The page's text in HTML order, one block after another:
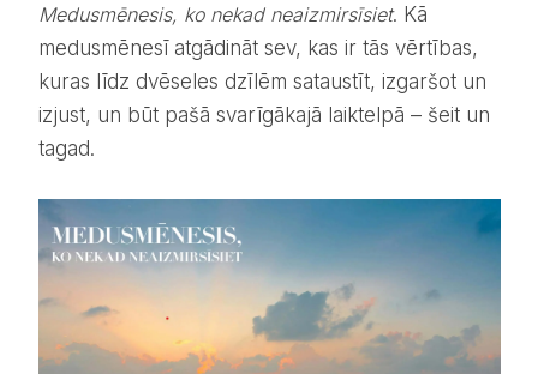
Medusmēnesis, ko nekad neaizmirsīsiet. Kā
medusmēnesī atgādināt sev, kas ir tās vērtības,
kuras līdz dvēseles dzīlēm sataustīt, izgaršot un
izjust, un būt pašā svarīgākajā laiktelpā – šeit un
tagad.